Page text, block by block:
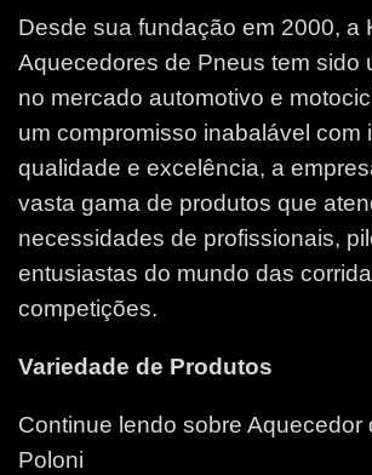
Desde sua fundação em 2000, a
Aquecedores de Pneus tem sido
no mercado automotivo e
um compromisso inabalável com
qualidade e excelência, a
vasta gama de produtos que
necessidades de profissionais,
entusiastas do mundo das
competições.
Variedade de Produtos
Continue lendo sobre Aquecedor
Poloni